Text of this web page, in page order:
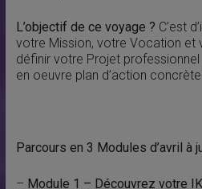
L’objectif de ce voyage ? C’est
votre Mission, votre Vocation et
définir votre Projet
en oeuvre plan d’action
Parcours en 3 Modules d’avril à
– Module 1 – Découvrez votre